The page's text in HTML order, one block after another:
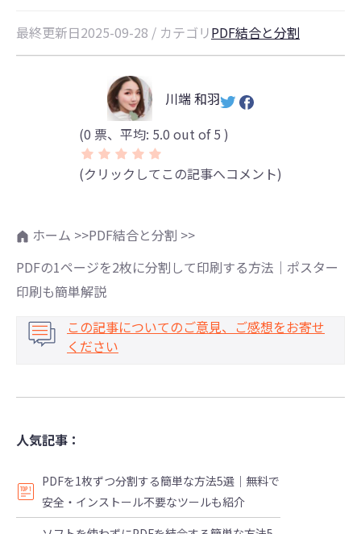
最終更新日2025-09-28 / カテゴリPDF結合と分割
川端 和羽
(0 票、平均: 5.0 out of 5 )
(クリックしてこの記事へコメント)
ホーム >>PDF結合と分割 >>
PDFの1ページを2枚に分割して印刷する方法｜ポスター
印刷も簡単解説
この記事についてのご意見、ご感想をお寄せ
ください
人気記事：
PDFを1枚ずつ分割する簡単な方法5選｜無料で
安全・インストール不要なツールも紹介